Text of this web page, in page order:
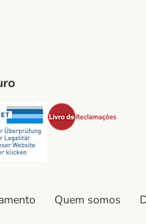
Security
Quem somos